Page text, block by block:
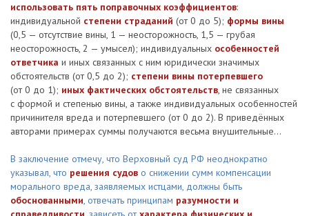
использовать пять поправочных коэффициентов:
индивидуальной степени страданий (от 0 до 5); формы вины
(0,5 — отсутствие вины, 1 — неосторожность, 1,5 — грубая
неосторожность, 2 — умысел); индивидуальных особенностей
ответчика и иных связанных с ним юридически значимых
обстоятельств (от 0,5 до 2); степени вины потерпевшего
(от 0 до 1); иных фактических обстоятельств, не связанных
с формой и степенью вины, а также индивидуальных особенностей
причинителя вреда и потерпевшего (от 0 до 2). В приведённых
авторами примерах суммы получаются весьма внушительные...
В заключение отмечу, что Верховный суд РФ неоднократно
указывал, что решения судов о снижении сумм компенсации
морального вреда, заявляемых истцами, должны быть
обоснованными, отвечать принципам разумности и